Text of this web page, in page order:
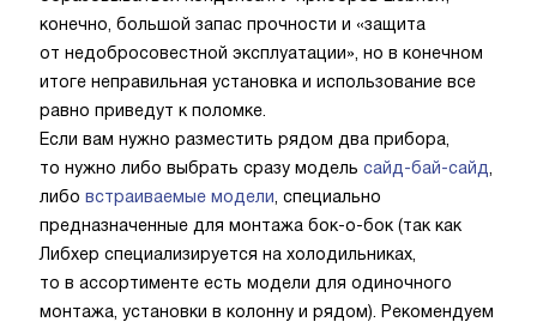
конечно, большой запас прочности и «защита
от недобросовестной эксплуатации», но в конечном
итоге неправильная установка и использование все
равно приведут к поломке.
Если вам нужно разместить рядом два прибора,
то нужно либо выбрать сразу модель сайд-бай-сайд
либо встраиваемые модели , специально
предназначенные для монтажа бок-о-бок (так как
Либхер специализируется на холодильниках,
то в ассортименте есть модели для одиночного
монтажа, установки в колонну и рядом). Рекомендуем